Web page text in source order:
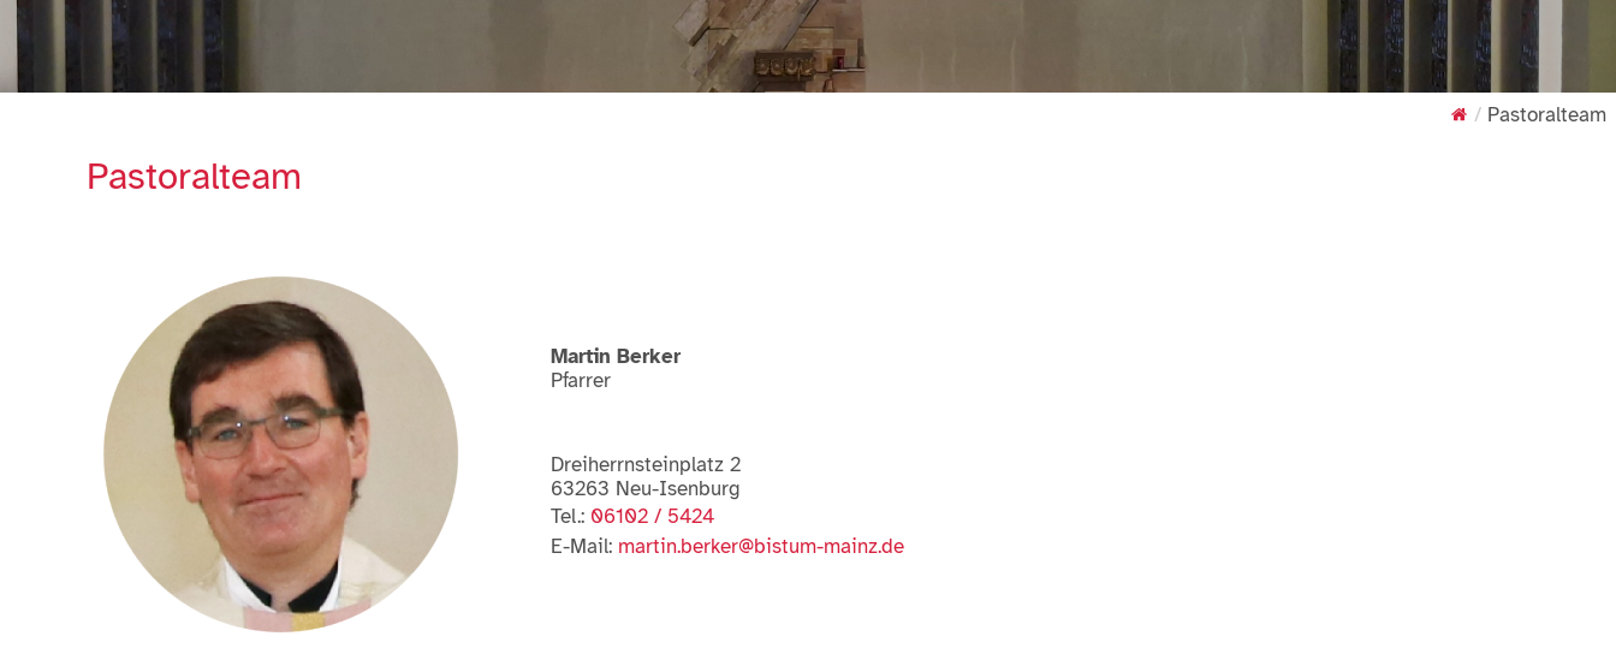
Pastoralteam
Pastoralteam
Martin Berker
Pfarrer
Dreiherrnsteinplatz 2
63263 Neu-Isenburg
Tel.: 06102 / 5424
E-Mail: martin.berker@bistum-mainz.de